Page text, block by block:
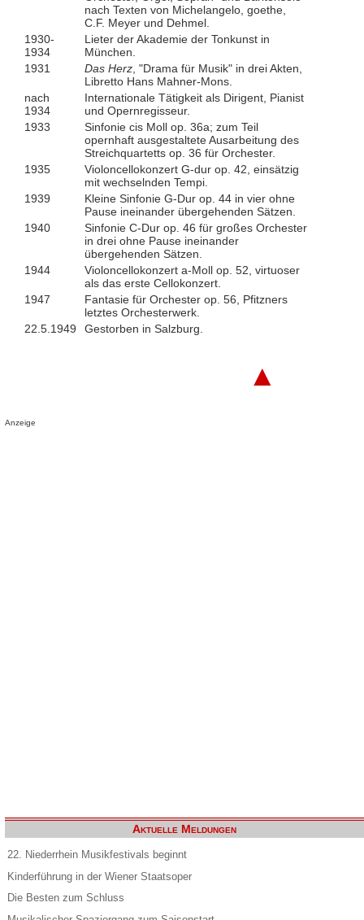
nach Texten von Michelangelo, goethe,
C.F. Meyer und Dehmel.
1930-
1934
Lieter der Akademie der Tonkunst in
München.
1931
Das Herz, "Drama für Musik" in drei Akten,
Libretto Hans Mahner-Mons.
nach
1934
Internationale Tätigkeit als Dirigent, Pianist
und Opernregisseur.
1933
Sinfonie cis Moll op. 36a; zum Teil
opernhaft ausgestaltete Ausarbeitung des
Streichquartetts op. 36 für Orchester.
1935
Violoncellokonzert G-dur op. 42, einsätzig
mit wechselnden Tempi.
1939
Kleine Sinfonie G-Dur op. 44 in vier ohne
Pause ineinander übergehenden Sätzen.
1940
Sinfonie C-Dur op. 46 für großes Orchester
in drei ohne Pause ineinander
übergehenden Sätzen.
1944
Violoncellokonzert a-Moll op. 52, virtuoser
als das erste Cellokonzert.
1947
Fantasie für Orchester op. 56, Pfitzners
letztes Orchesterwerk.
22.5.1949
Gestorben in Salzburg.
▲
Anzeige
Aktuelle Meldungen
22. Niederrhein Musikfestivals beginnt
Kinderführung in der Wiener Staatsoper
Die Besten zum Schluss